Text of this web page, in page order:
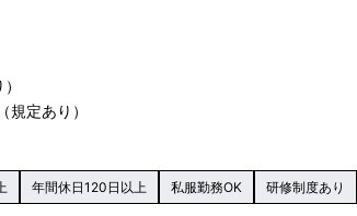
定あり）
年間休日120日以上 私服勤務OK 研修制度あり